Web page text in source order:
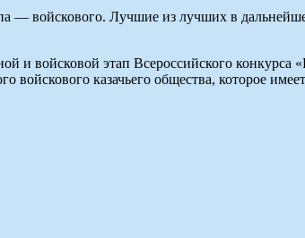
— войскового. Лучшие из лучших в
и войсковой этап Всероссийского конкурса
войскового казачьего общества, которое